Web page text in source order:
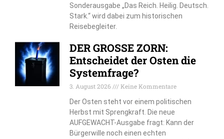
Sonderausgabe „Das Reich. Heilig. Deutsch.
Stark.“ wird dabei zum historischen
Reisebegleiter.
DER GROSSE ZORN:
Entscheidet der Osten die
Systemfrage?
3. August 2026
Keine Kommentare
Der Osten steht vor einem politischen
Herbst mit Sprengkraft. Die neue
AUFGEWACHT-Ausgabe fragt: Kann der
Bürgerwille noch einen echten